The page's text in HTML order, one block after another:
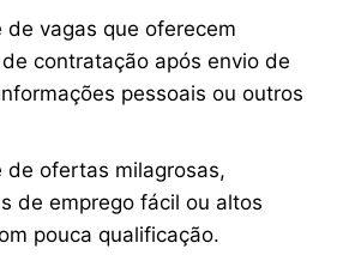
de vagas que oferecem
contratação após envio de
pessoais ou outros
de ofertas milagrosas,
de emprego fácil ou altos
pouca qualificação.